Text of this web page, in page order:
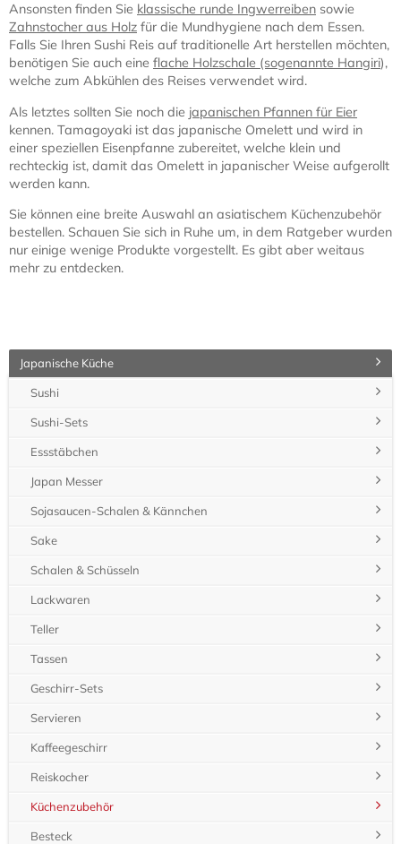
Ansonsten finden Sie klassische runde Ingwerreiben sowie
Zahnstocher aus Holz für die Mundhygiene nach dem Essen.
Falls Sie Ihren Sushi Reis auf traditionelle Art herstellen möchten,
benötigen Sie auch eine flache Holzschale (sogenannte Hangiri),
welche zum Abkühlen des Reises verwendet wird.
Als letztes sollten Sie noch die japanischen Pfannen für Eier
kennen. Tamagoyaki ist das japanische Omelett und wird in
einer speziellen Eisenpfanne zubereitet, welche klein und
rechteckig ist, damit das Omelett in japanischer Weise aufgerollt
werden kann.
Sie können eine breite Auswahl an asiatischem Küchenzubehör
bestellen. Schauen Sie sich in Ruhe um, in dem Ratgeber wurden
nur einige wenige Produkte vorgestellt. Es gibt aber weitaus
mehr zu entdecken.
Japanische Küche
Sushi
Sushi-Sets
Essstäbchen
Japan Messer
Sojasaucen-Schalen & Kännchen
Sake
Schalen & Schüsseln
Lackwaren
Teller
Tassen
Geschirr-Sets
Servieren
Kaffeegeschirr
Reiskocher
Küchenzubehör
Besteck